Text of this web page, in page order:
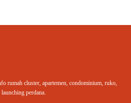
rumah cluster, apartemen, condominium, ruko,
perdana.